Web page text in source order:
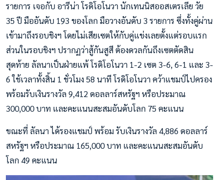
รายการ เจอกับ อารีน่า โรดิโอโนวา นักเทนนิสออสเตรเลีย วัย
35 ปี มืออันดับ 193 ของโลก มือวางอันดับ 3 รายการ ซึ่งทั้งคู่ผ่าน
เข้ามาถึงรอบชิงฯ โดยไม่เสียเซตให้กับคู่แข่งเลยตั้งแต่รอบแรก
ส่วนในรอบชิงฯ ปรากฏว่าสู้กันสูสี ต้องดวลกันถึงเซตตัดสิน
สุดท้าย ลัลนาเป็นฝ่ายแพ้ โรดิโอโนวา 1-2 เซต 3-6, 6-1 และ 3-
6 ใช้เวลาทั้งสิ้น 1 ชั่วโมง 58 นาที โรดิโอโนวา คว้าแชมป์ไปครอง
พร้อมรับเงินรางวัล 9,412 ดอลลาร์สหรัฐฯ หรือประมาณ
300,000 บาท และคะแนนสะสมอันดับโลก 75 คะแนน
ขณะที่ ลัลนา ได้รองแชมป์ พร้อม รับเงินรางวัล 4,886 ดอลลาร์
สหรัฐฯ หรือประมาณ 165,000 บาท และคะแนนสะสมอันดับ
โลก 49 คะแนน